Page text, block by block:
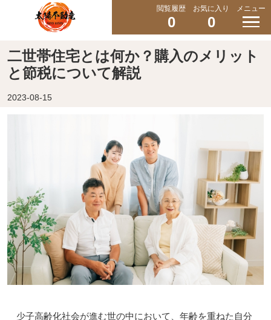
閲覧履歴
0
お気に入り
0
メニュー
二世帯住宅とは何か？購入のメリット
と節税について解説
2023-08-15
少子高齢化社会が進む世の中において、年齢を重ねた自分